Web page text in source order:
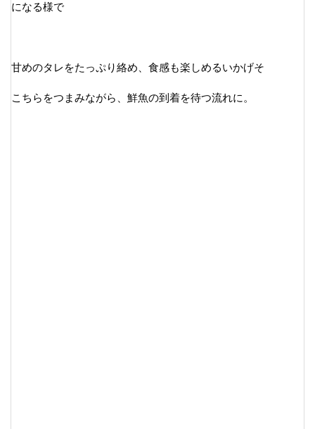
になる様で
甘めのタレをたっぷり絡め、食感も楽しめるいかげそ
こちらをつまみながら、鮮魚の到着を待つ流れに。